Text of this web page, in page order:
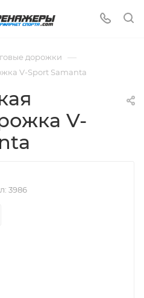
дорожки —
V-Sport Samanta
V-
3986